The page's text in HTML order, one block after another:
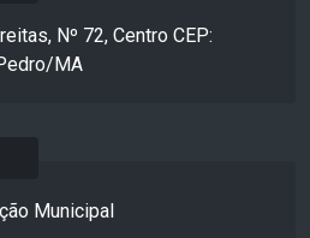
Nº 72, Centro CEP:
MA
Municipal